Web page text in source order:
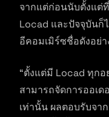
จากแต่ก่อนนับตั้งแต่
Locad และปัจจุบัน
อีคอมเมิร์ซชื่อดังอย่
“ตั้งแต่มี Locad ทุกอ
สามารถจัดการออเ
เท่านั้น ผลตอบรับจา